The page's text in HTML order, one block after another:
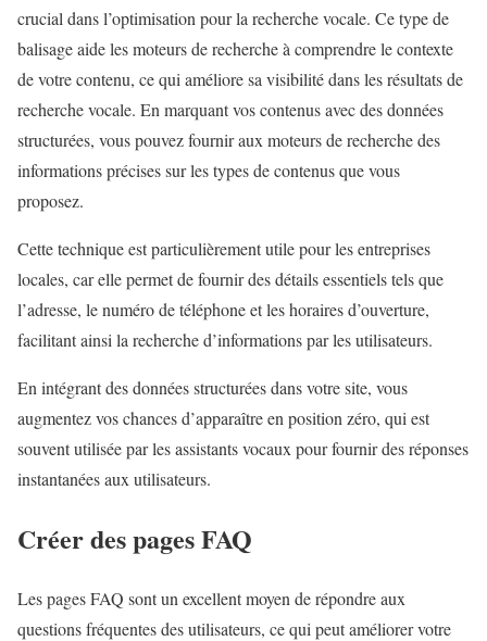
crucial dans l’optimisation pour la recherche vocale. Ce type de
balisage aide les moteurs de recherche à comprendre le contexte
de votre contenu, ce qui améliore sa visibilité dans les résultats de
recherche vocale. En marquant vos contenus avec des données
structurées, vous pouvez fournir aux moteurs de recherche des
informations précises sur les types de contenus que vous
proposez.
Cette technique est particulièrement utile pour les entreprises
locales, car elle permet de fournir des détails essentiels tels que
l’adresse, le numéro de téléphone et les horaires d’ouverture,
facilitant ainsi la recherche d’informations par les utilisateurs.
En intégrant des données structurées dans votre site, vous
augmentez vos chances d’apparaître en position zéro, qui est
souvent utilisée par les assistants vocaux pour fournir des réponses
instantanées aux utilisateurs.
Créer des pages FAQ
Les pages FAQ sont un excellent moyen de répondre aux
questions fréquentes des utilisateurs, ce qui peut améliorer votre